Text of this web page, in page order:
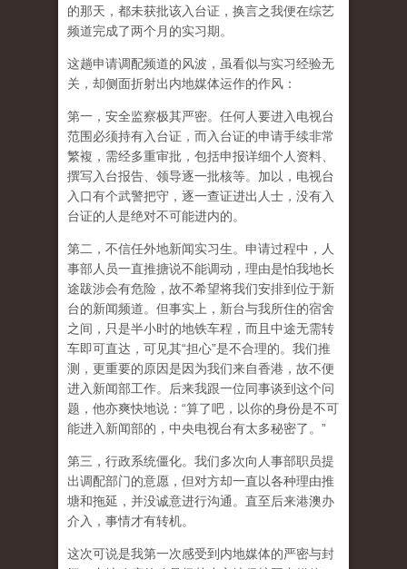
的那天，都未获批该入台证，换言之我便在综艺
频道完成了两个月的实习期。
这趟申请调配频道的风波，虽看似与实习经验无
关，却侧面折射出内地媒体运作的作风：
第一，安全监察极其严密。任何人要进入电视台
范围必须持有入台证，而入台证的申请手续非常
繁複，需经多重审批，包括申报详细个人资料、
撰写入台报告、领导逐一批核等。加以，电视台
入口有个武警把守，逐一查证进出人士，没有入
台证的人是绝对不可能进内的。
第二，不信任外地新闻实习生。申请过程中，人
事部人员一直推搪说不能调动，理由是怕我地长
途跋涉会有危险，故不希望将我们安排到位于新
台的新闻频道。但事实上，新台与我所住的宿舍
之间，只是半小时的地铁车程，而且中途无需转
车即可直达，可见其“担心”是不合理的。我们推
测，更重要的原因是因为我们来自香港，故不便
进入新闻部工作。后来我跟一位同事谈到这个问
题，他亦爽快地说：“算了吧，以你的身份是不可
能进入新闻部的，中央电视台有太多秘密了。”
第三，行政系统僵化。我们多次向人事部职员提
出调配部门的意愿，但对方却一直以各种理由推
塘和拖延，并没诚意进行沟通。直至后来港澳办
介入，事情才有转机。
这次可说是我第一次感受到内地媒体的严密与封